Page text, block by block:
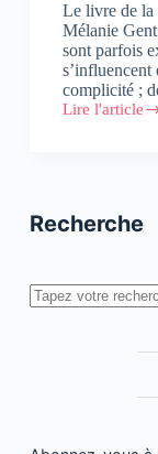
Le livre de la
Mélanie
sont parfois
s’influencent
complicité ;
Lire l'article
Art
Recherche
Rechercher